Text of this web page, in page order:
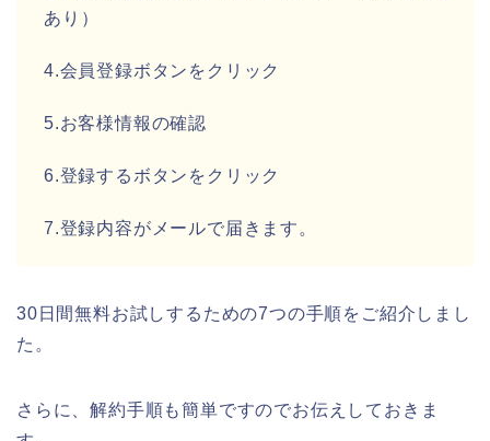
あり）
4.会員登録ボタンをクリック
5.お客様情報の確認
6.登録するボタンをクリック
7.登録内容がメールで届きます。
30日間無料お試しするための7つの手順をご紹介しまし
た。
さらに、解約手順も簡単ですのでお伝えしておきま